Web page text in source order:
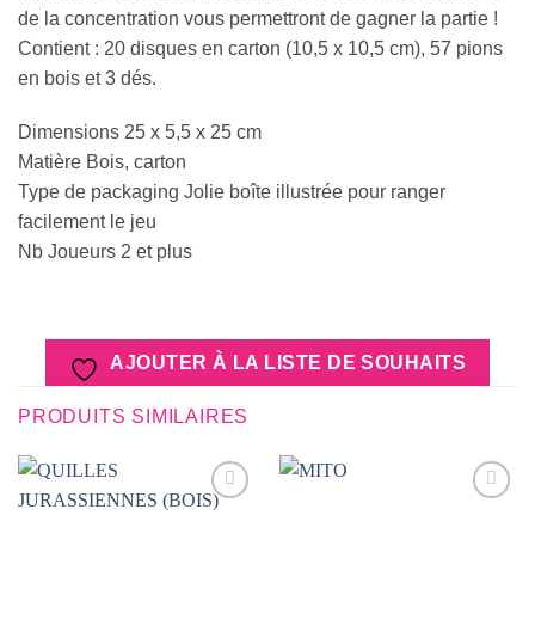
de la concentration vous permettront de gagner la partie !
Contient : 20 disques en carton (10,5 x 10,5 cm), 57 pions
en bois et 3 dés.
Dimensions 25 x 5,5 x 25 cm
Matière Bois, carton
Type de packaging Jolie boîte illustrée pour ranger
facilement le jeu
Nb Joueurs 2 et plus
AJOUTER À LA LISTE DE SOUHAITS
PRODUITS SIMILAIRES